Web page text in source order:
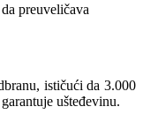
preuveličava
ističući da 3.000
ušteđevinu.